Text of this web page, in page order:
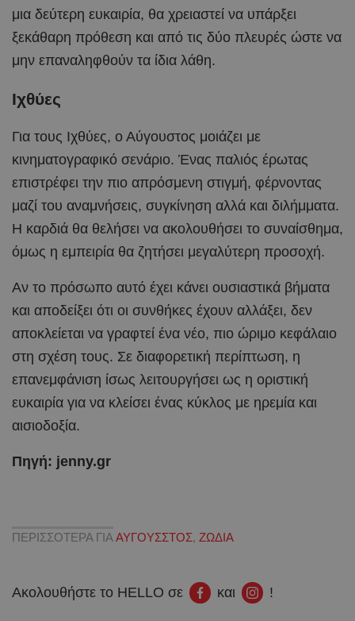
μια δεύτερη ευκαιρία, θα χρειαστεί να υπάρξει
ξεκάθαρη πρόθεση και από τις δύο πλευρές ώστε να
μην επαναληφθούν τα ίδια λάθη.
Ιχθύες
Για τους Ιχθύες, ο Αύγουστος μοιάζει με
κινηματογραφικό σενάριο. Ένας παλιός έρωτας
επιστρέφει την πιο απρόσμενη στιγμή, φέρνοντας
μαζί του αναμνήσεις, συγκίνηση αλλά και διλήμματα.
Η καρδιά θα θελήσει να ακολουθήσει το συναίσθημα,
όμως η εμπειρία θα ζητήσει μεγαλύτερη προσοχή.
Αν το πρόσωπο αυτό έχει κάνει ουσιαστικά βήματα
και αποδείξει ότι οι συνθήκες έχουν αλλάξει, δεν
αποκλείεται να γραφτεί ένα νέο, πιο ώριμο κεφάλαιο
στη σχέση τους. Σε διαφορετική περίπτωση, η
επανεμφάνιση ίσως λειτουργήσει ως η οριστική
ευκαιρία για να κλείσει ένας κύκλος με ηρεμία και
αισιοδοξία.
Πηγή: jenny.gr
ΠΕΡΙΣΣΟΤΕΡΑ ΓΙΑ ΑΥΓΟΥΣΣΤΟΣ, ΖΩΔΙΑ
Ακολουθήστε το HELLO σε και !